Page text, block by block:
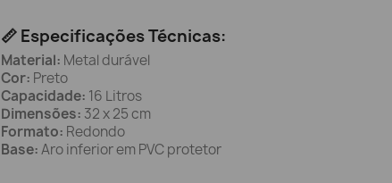
📏 Especificações Técnicas:
Material: Metal durável
Cor: Preto
Capacidade: 16 Litros
Dimensões: 32 x 25 cm
Formato: Redondo
Base:Aro inferior em PVC protetor